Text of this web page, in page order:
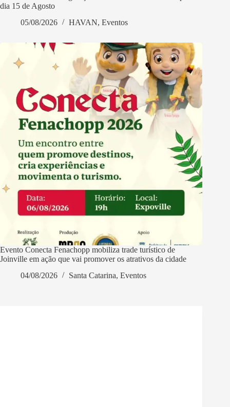
dia 15 de Agosto
05/08/2026
HAVAN, Eventos
Evento Conecta Fenachopp mobiliza trade turístico de
Joinville em ação que vai promover os atrativos da cidade
04/08/2026
Santa Catarina, Eventos